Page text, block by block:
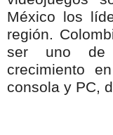
México los
región.
ser uno de
crecimiento
consola y PC,